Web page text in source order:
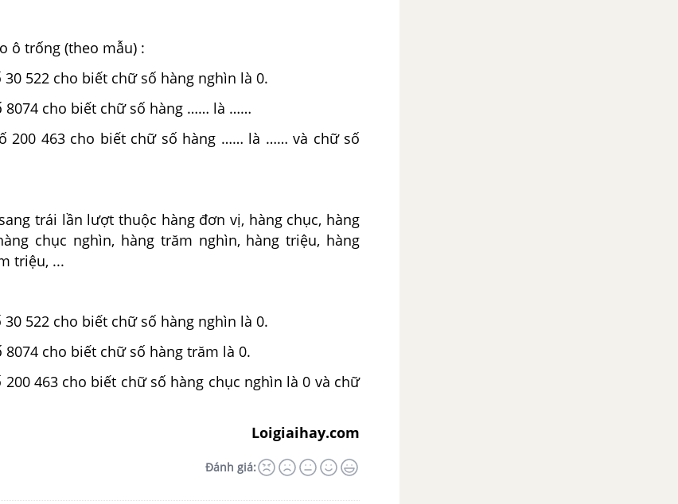
ô trống (theo mẫu) :
30 522 cho biết chữ số hàng nghìn là 0.
8074 cho biết chữ số hàng …… là ……
200 463 cho biết chữ số hàng …… là …… và chữ số
trái lần lượt thuộc hàng đơn vị, hàng chục, hàng
chục nghìn, hàng trăm nghìn, hàng triệu, hàng
triệu, ...
30 522 cho biết chữ số hàng nghìn là 0.
8074 cho biết chữ số hàng trăm là 0.
200 463 cho biết chữ số hàng chục nghìn là 0 và chữ
Loigiaihay.com
Đánh giá: